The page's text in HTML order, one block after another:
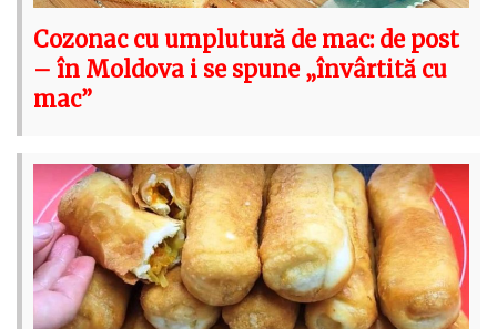
Cozonac cu umplutură de mac: de post
– în Moldova i se spune „învârtită cu
mac”